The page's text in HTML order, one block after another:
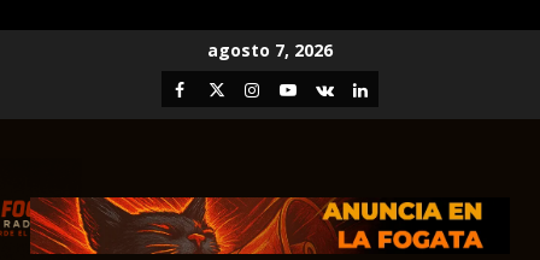
agosto 7, 2026
Facebook
TwitterInstagram
Youtube
VK LinkedIn